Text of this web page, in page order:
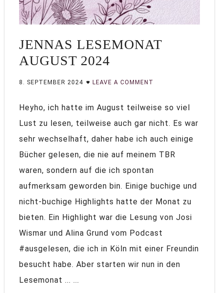
JENNAS LESEMONAT
AUGUST 2024
8. SEPTEMBER 2024 LEAVE A COMMENT
Heyho, ich hatte im August teilweise so viel
Lust zu lesen, teilweise auch gar nicht. Es war
sehr wechselhaft, daher habe ich auch einige
Bücher gelesen, die nie auf meinem TBR
waren, sondern auf die ich spontan
aufmerksam geworden bin. Einige buchige und
nicht-buchige Highlights hatte der Monat zu
bieten. Ein Highlight war die Lesung von Josi
Wismar und Alina Grund vom Podcast
#ausgelesen, die ich in Köln mit einer Freundin
besucht habe. Aber starten wir nun in den
Lesemonat ... ...